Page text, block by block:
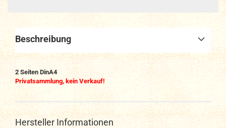
Beschreibung
2 Seiten DinA4
Privatsammlung, kein Verkauf!
Hersteller Informationen